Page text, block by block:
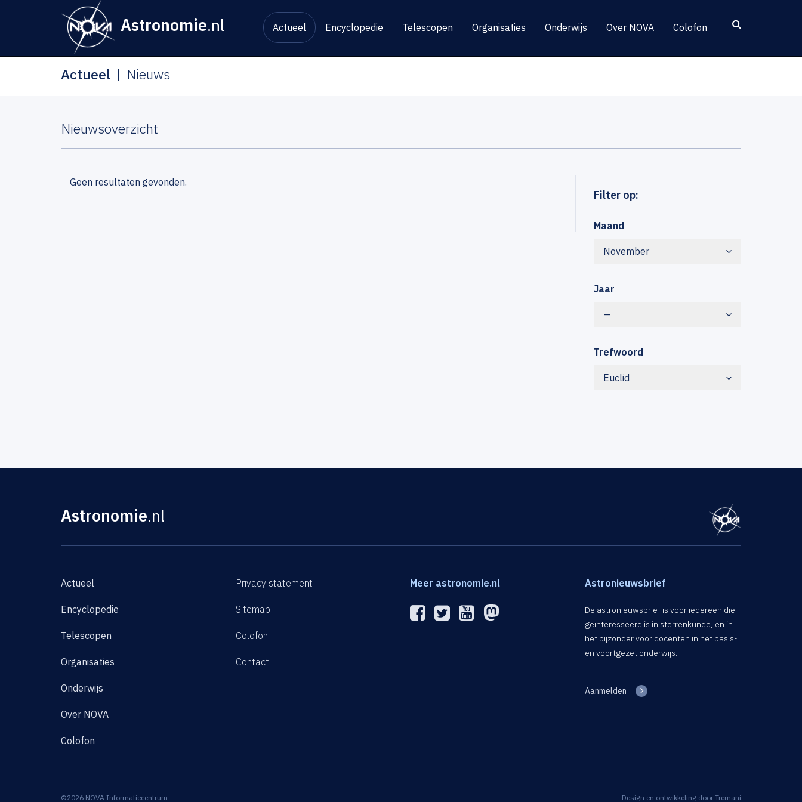
Astronomie.nl Actueel Encyclopedie Telescopen Organisaties Onderwijs Over NOVA Colofon
Actueel Nieuws
Nieuwsoverzicht
Filter op:
Maand
November
Jaar
—
Trefwoord
Euclid
Geen resultaten gevonden.
Astronomie.nl
Actueel
Encyclopedie
Telescopen
Organisaties
Onderwijs
Over NOVA
Colofon
Privacy statement
Sitemap
Colofon
Contact
Meer astronomie.nl Astronieuwsbrief
De astronieuwsbrief is voor iedereen die
geïnteresseerd is in sterrenkunde, en in
het bijzonder voor docenten in het basis-
en voortgezet onderwijs.
Aanmelden
©2026 NOVA Informatiecentrum Design en ontwikkeling door Tremani